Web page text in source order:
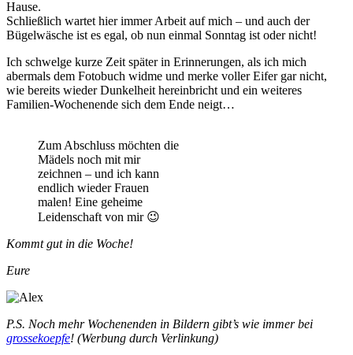
Hause.
Schließlich wartet hier immer Arbeit auf mich – und auch der
Bügelwäsche ist es egal, ob nun einmal Sonntag ist oder nicht!
Ich schwelge kurze Zeit später in Erinnerungen, als ich mich
abermals dem Fotobuch widme und merke voller Eifer gar nicht,
wie bereits wieder Dunkelheit hereinbricht und ein weiteres
Familien-Wochenende sich dem Ende neigt…
Zum Abschluss möchten die
Mädels noch mit mir
zeichnen – und ich kann
endlich wieder Frauen
malen! Eine geheime
Leidenschaft von mir 😉
Kommt gut in die Woche!
Eure
P.S. Noch mehr Wochenenden in Bildern gibt’s wie immer bei
grossekoepfe! (Werbung durch Verlinkung)